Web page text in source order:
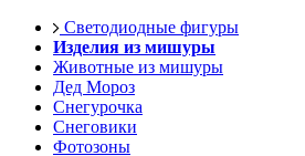
Светодиодные фигуры
Изделия из мишуры
Животные из мишуры
Дед Мороз
Снегурочка
Снеговики
Фотозоны